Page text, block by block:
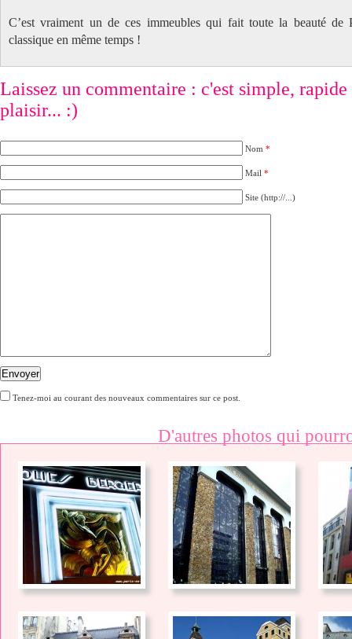
C’est vraiment un de ces immeubles qui fait toute la beauté de
classique en même temps !
Laissez un commentaire : c'est simple,
plaisir... :)
Nom *
Mail *
Site (http://...)
Envoyer
Tenez-moi au courant des nouveaux commentaires sur ce post.
D'autres photos qui